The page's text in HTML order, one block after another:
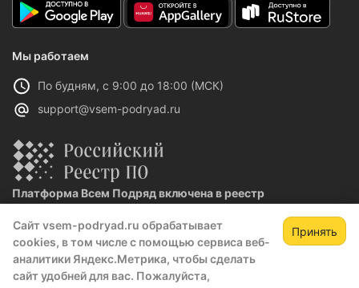
Сайт vsem-podryad.ru обрабатывает
cookies, в том числе с помощью сервиса веб-
аналитики Яндекс.Метрика, чтобы сделать
сайт удобней для вас. Пожалуйста,
Принять
Зарегистрируйтесь,
чтобы открыть сведения о закупке
Мы работаем
По будням, с 9:00 до 18:00 (МСК)
support@vsem-podryad.ru
Платформа Всем Подряд включена в реестр
Реестровая запись №32021 от 06.02.2026